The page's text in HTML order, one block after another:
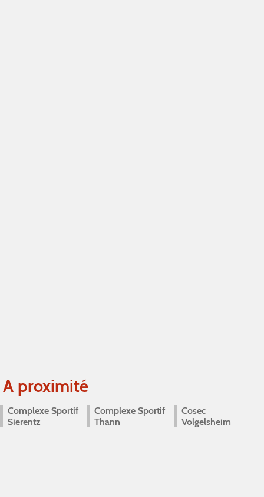
A proximité
Complexe Sportif
Sierentz
Complexe Sportif
Thann
Cosec
Volgelsheim